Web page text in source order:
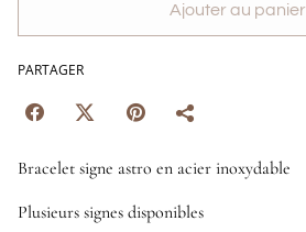
Ajouter au panier
PARTAGER
Bracelet signe astro en acier inoxydable
Plusieurs signes disponibles